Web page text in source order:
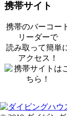
携帯サイト
携帯のバーコー
リーダーで
読み取って簡単
アクセス！